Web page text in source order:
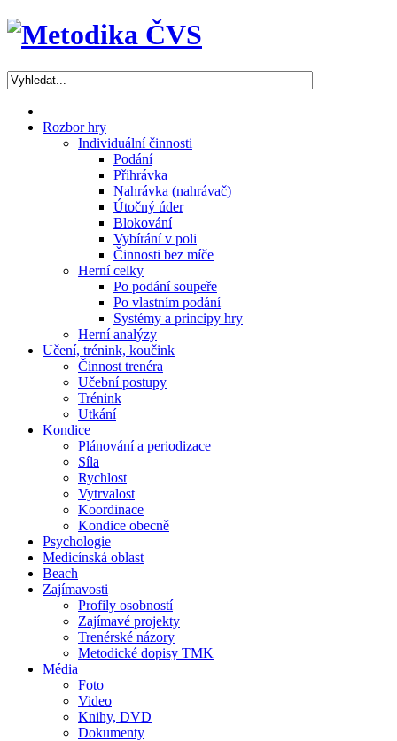
Rozbor hry
Individuální činnosti
Podání
Přihrávka
Nahrávka (nahrávač)
Útočný úder
Blokování
Vybírání v poli
Činnosti bez míče
Herní celky
Po podání soupeře
Po vlastním podání
Systémy a principy hry
Herní analýzy
Učení, trénink, koučink
Činnost trenéra
Učební postupy
Trénink
Utkání
Kondice
Plánování a periodizace
Síla
Rychlost
Vytrvalost
Koordinace
Kondice obecně
Psychologie
Medicínská oblast
Beach
Zajímavosti
Profily osobností
Zajímavé projekty
Trenérské názory
Metodické dopisy TMK
Média
Foto
Video
Knihy, DVD
Dokumenty